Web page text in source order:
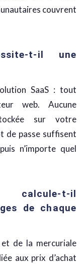
couvrent
t-il une
SaaS : tout
web. Aucune
sur votre
de passe suffisent
n’importe quel
calcule-t-il
de chaque
de la mercuriale
aux prix d’achat